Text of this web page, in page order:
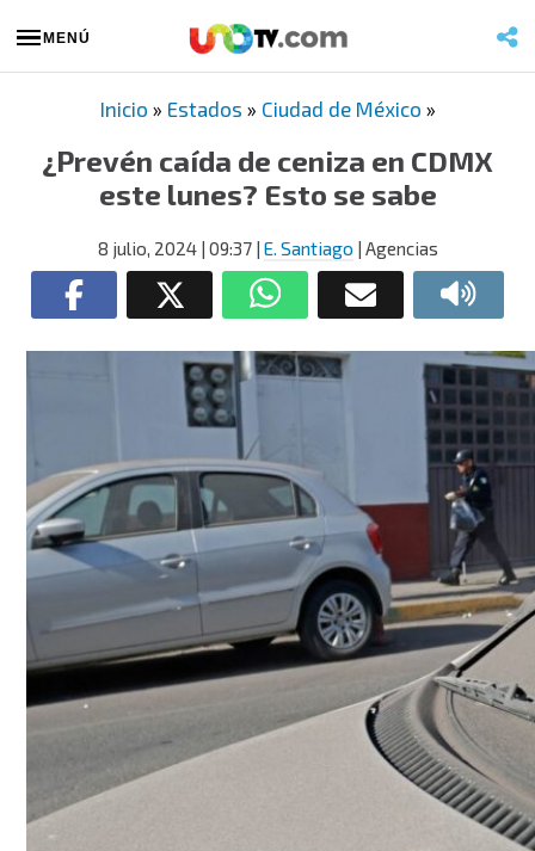
MENÚ
Inicio » Estados » Ciudad de México »
¿Prevén caída de ceniza en CDMX
este lunes? Esto se sabe
8 julio, 2024| 09:37| E. Santiago | Agencias